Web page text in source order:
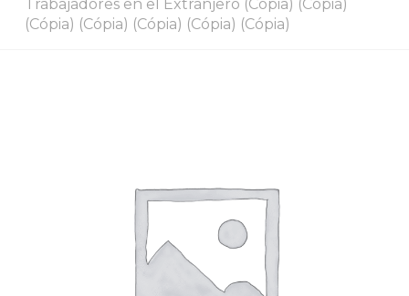
Trabajadores en el Extranjero (Cópia) (Cópia)
(Cópia) (Cópia) (Cópia) (Cópia) (Cópia)